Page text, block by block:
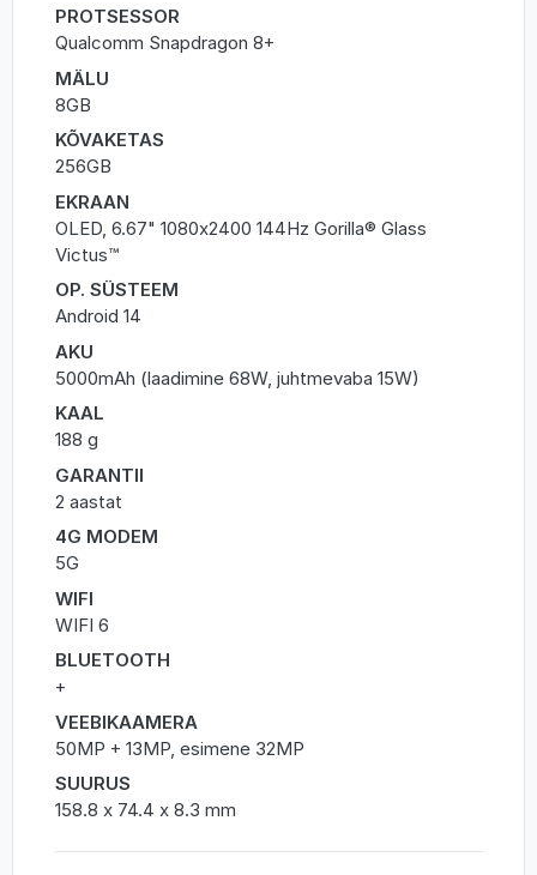
PROTSESSOR
Qualcomm Snapdragon 8+
MÄLU
8GB
KÕVAKETAS
256GB
EKRAAN
OLED, 6.67" 1080x2400 144Hz Gorilla® Glass
Victus™
OP. SÜSTEEM
Android 14
AKU
5000mAh (laadimine 68W, juhtmevaba 15W)
KAAL
188 g
GARANTII
2 aastat
4G MODEM
5G
WIFI
WIFI 6
BLUETOOTH
+
VEEBIKAAMERA
50MP + 13MP, esimene 32MP
SUURUS
158.8 x 74.4 x 8.3 mm